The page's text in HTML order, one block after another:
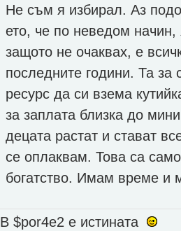
Не съм я избирал. Аз
ето, че по неведом
защото не очаквах, е
последните години. Та за
ресурс да си взема
за заплата близка до
децата растат и стават
се оплаквам. Това са
богатство. Имам време и
В $por4e2 e истината